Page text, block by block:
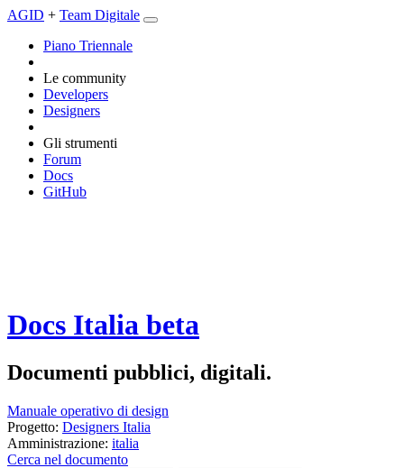
AGID + Team Digitale
Piano Triennale
Le community
Developers
Designers
Gli strumenti
Forum
Docs
GitHub
Docs Italia beta
Documenti pubblici, digitali.
Manuale operativo di design
Progetto: Designers Italia
Amministrazione: italia
Cerca nel documento